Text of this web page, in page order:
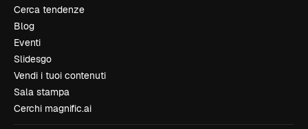
Cerca tendenze
Blog
Eventi
Slidesgo
Vendi i tuoi contenuti
Sala stampa
Cerchi magnific.ai